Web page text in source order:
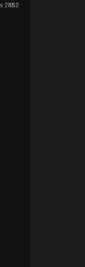
2852 צפיות